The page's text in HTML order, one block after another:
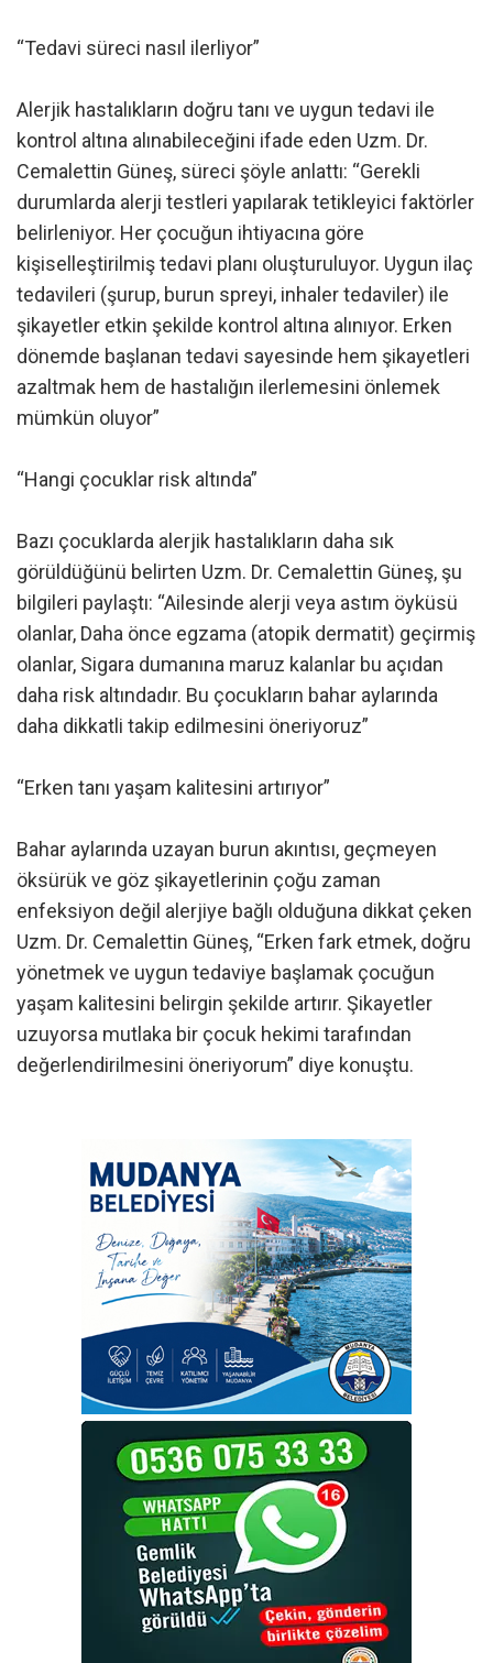
“Tedavi süreci nasıl ilerliyor”
Alerjik hastalıkların doğru tanı ve uygun tedavi ile
kontrol altına alınabileceğini ifade eden Uzm. Dr.
Cemalettin Güneş, süreci şöyle anlattı: “Gerekli
durumlarda alerji testleri yapılarak tetikleyici faktörler
belirleniyor. Her çocuğun ihtiyacına göre
kişiselleştirilmiş tedavi planı oluşturuluyor. Uygun ilaç
tedavileri (şurup, burun spreyi, inhaler tedaviler) ile
şikayetler etkin şekilde kontrol altına alınıyor. Erken
dönemde başlanan tedavi sayesinde hem şikayetleri
azaltmak hem de hastalığın ilerlemesini önlemek
mümkün oluyor”
“Hangi çocuklar risk altında”
Bazı çocuklarda alerjik hastalıkların daha sık
görüldüğünü belirten Uzm. Dr. Cemalettin Güneş, şu
bilgileri paylaştı: “Ailesinde alerji veya astım öyküsü
olanlar, Daha önce egzama (atopik dermatit) geçirmiş
olanlar, Sigara dumanına maruz kalanlar bu açıdan
daha risk altındadır. Bu çocukların bahar aylarında
daha dikkatli takip edilmesini öneriyoruz”
“Erken tanı yaşam kalitesini artırıyor”
Bahar aylarında uzayan burun akıntısı, geçmeyen
öksürük ve göz şikayetlerinin çoğu zaman
enfeksiyon değil alerjiye bağlı olduğuna dikkat çeken
Uzm. Dr. Cemalettin Güneş, “Erken fark etmek, doğru
yönetmek ve uygun tedaviye başlamak çocuğun
yaşam kalitesini belirgin şekilde artırır. Şikayetler
uzuyorsa mutlaka bir çocuk hekimi tarafından
değerlendirilmesini öneriyorum” diye konuştu.